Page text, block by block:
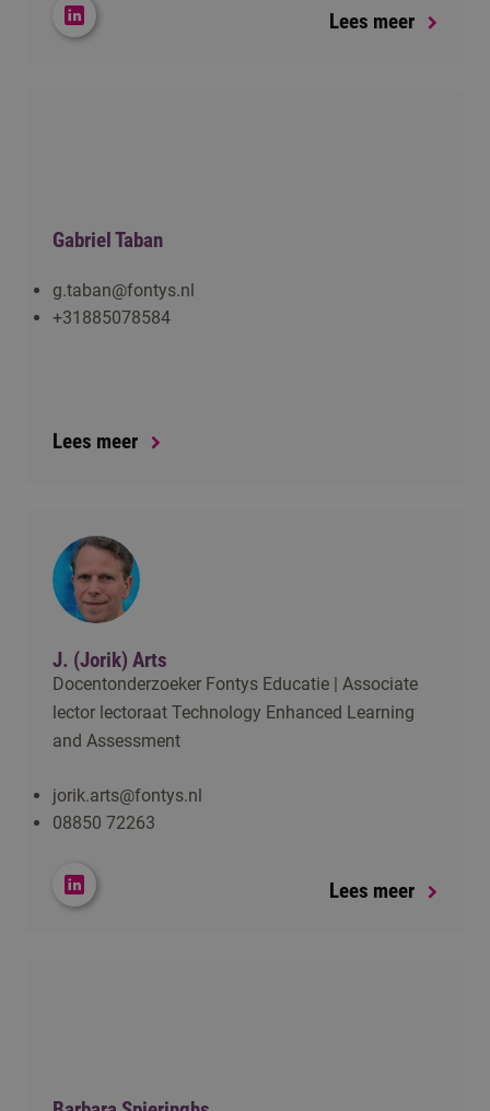
Lees meer
Gabriel Taban
g.taban@fontys.nl
+31885078584
Lees meer
J. (Jorik) Arts
Docentonderzoeker Fontys Educatie | Associate
lector lectoraat Technology Enhanced Learning
and Assessment
jorik.arts@fontys.nl
08850 72263
Lees meer